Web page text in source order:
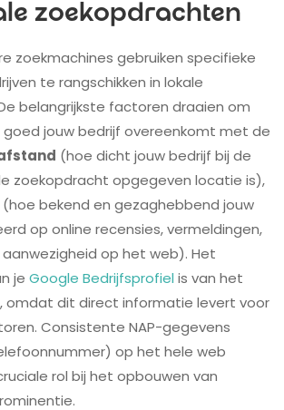
zoekopdrachten
zoekmachines gebruiken specifieke
te rangschikken in lokale
belangrijkste factoren draaien om
goed jouw bedrijf overeenkomt met de
(hoe dicht jouw bedrijf bij de
zoekopdracht opgegeven locatie is),
(hoe bekend en gezaghebbend jouw
op online recensies, vermeldingen,
aanwezigheid op het web). Het
je Google Bedrijfsprofiel is van het
omdat dit direct informatie levert voor
Consistente NAP-gegevens
op het hele web
rol bij het opbouwen van